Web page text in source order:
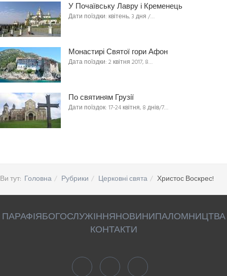
У Почаївську Лавру і Кременець
Дати поїздки: квітень, 3 дня /…
Монастирі Святої гори Афон
Дата поїздки: 2 квітня 2017, 8…
По святиням Грузії
Дати поїздок: 17-24 квітня, 8 днів/7…
Ви тут: Головна Рубрики Церковні свята Христос Воскрес!
ПАРАФІЯБОГОСЛУЖІННЯНОВИНИПАЛОМНИЦТВА
КОНТАКТИ